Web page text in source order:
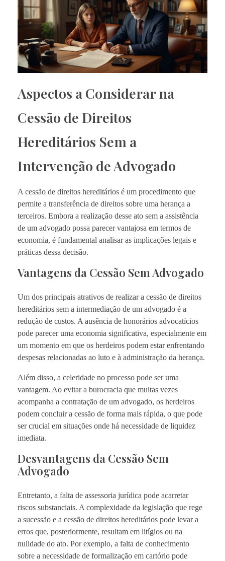
Aspectos a Considerar na
Cessão de Direitos
Hereditários Sem a
Intervenção de Advogado
A cessão de direitos hereditários é um procedimento que
permite a transferência de direitos sobre uma herança a
terceiros. Embora a realização desse ato sem a assistência
de um advogado possa parecer vantajosa em termos de
economia, é fundamental analisar as implicações legais e
práticas dessa decisão.
Vantagens da Cessão Sem Advogado
Um dos principais atrativos de realizar a cessão de direitos
hereditários sem a intermediação de um advogado é a
redução de custos. A ausência de honorários advocatícios
pode parecer uma economia significativa, especialmente em
um momento em que os herdeiros podem estar enfrentando
despesas relacionadas ao luto e à administração da herança.
Além disso, a celeridade no processo pode ser uma
vantagem. Ao evitar a burocracia que muitas vezes
acompanha a contratação de um advogado, os herdeiros
podem concluir a cessão de forma mais rápida, o que pode
ser crucial em situações onde há necessidade de liquidez
imediata.
Desvantagens da Cessão Sem
Advogado
Entretanto, a falta de assessoria jurídica pode acarretar
riscos substanciais. A complexidade da legislação que rege
a sucessão e a cessão de direitos hereditários pode levar a
erros que, posteriormente, resultam em litígios ou na
nulidade do ato. Por exemplo, a falta de conhecimento
sobre a necessidade de formalização em cartório pode